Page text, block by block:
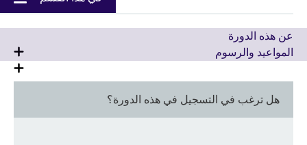
عن هذه الدورة
المواعيد والرسوم
هل ترغب في التسجيل في هذه الدورة؟